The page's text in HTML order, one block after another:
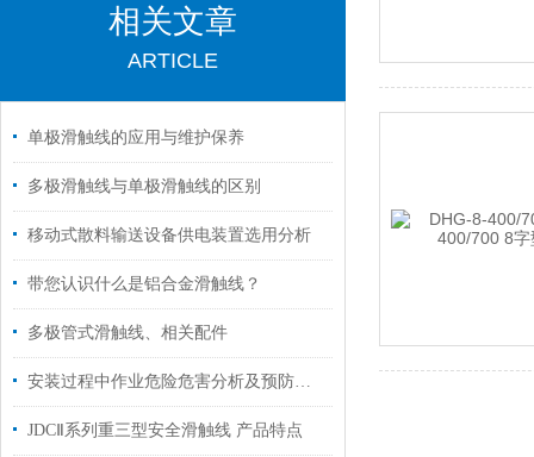
相关文章
ARTICLE
单极滑触线的应用与维护保养
多极滑触线与单极滑触线的区别
移动式散料输送设备供电装置选用分析
带您认识什么是铝合金滑触线？
多极管式滑触线、相关配件
安装过程中作业危险危害分析及预防控制措施
JDCⅡ系列重三型安全滑触线 产品特点